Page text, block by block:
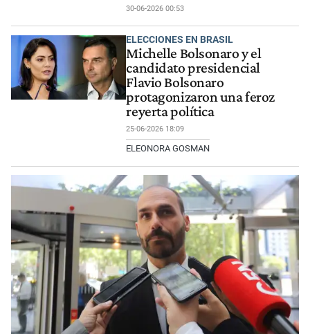
30-06-2026 00:53
ELECCIONES EN BRASIL
Michelle Bolsonaro y el
candidato presidencial
Flavio Bolsonaro
protagonizaron una feroz
reyerta política
25-06-2026 18:09
ELEONORA GOSMAN